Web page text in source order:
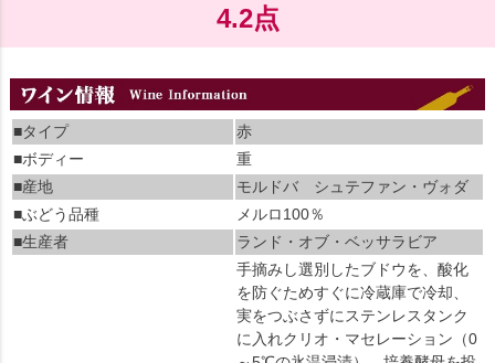
4.2点
■タイプ
赤
■ボディー
重
■産地
モルドバ シュテファン・ヴォダ
■ぶどう品種
メルロ100％
■生産者
ランド・オブ・ベッサラビア
手摘みし選別したブドウを、酸化
を防ぐためすぐに冷蔵庫で冷却、
実をつぶさずにステンレスタンク
に入れクリオ・マセレーション（0